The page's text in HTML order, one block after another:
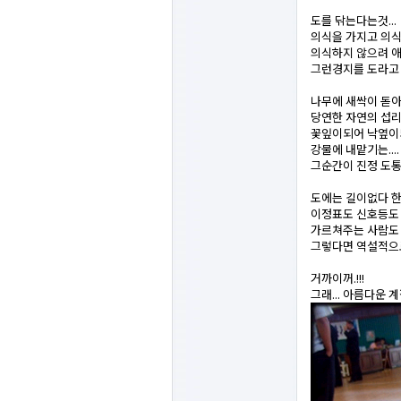
도를 닦는다는것...
의식을 가지고 의
의식하지 않으려
그런경지를 도라
나무에 새싹이 돋
당연한 자연의 섭
꽃잎이되어 낙옆
강물에 내맡기는....
그순간이 진정 도
도에는 길이없다
이정표도 신호등
가르쳐주는 사람
그렇다면 역설적
거까이꺼.!!!
그래... 아름다운